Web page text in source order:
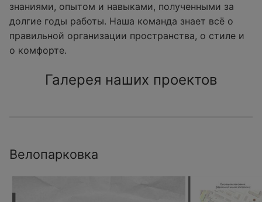
знаниями, опытом и навыками, полученными за
долгие годы работы. Наша команда знает всё о
правильной организации пространства, о стиле и
о комфорте.
Галерея наших проектов
Велопарковка